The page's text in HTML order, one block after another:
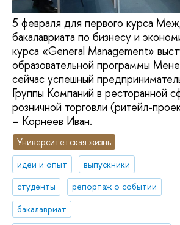
5 февраля для первого курса
бакалавриата по бизнесу и
курса «General Management»
образовательной программы
сейчас успешный
Группы Компаний в ресторанной
розничной торговли (ритейл-
– Корнеев Иван.
Университетская жизнь
идеи и опыт
выпускники
студенты
репортаж о событии
бакалавриат